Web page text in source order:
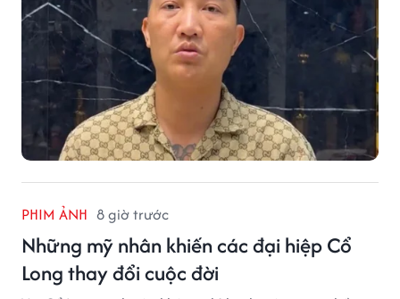
PHIM ẢNH 8 giờ trước
Những mỹ nhân khiến các đại hiệp Cổ
Long thay đổi cuộc đời